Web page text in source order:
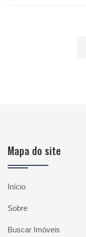
Mapa do site
Início
Sobre
Buscar Imóveis